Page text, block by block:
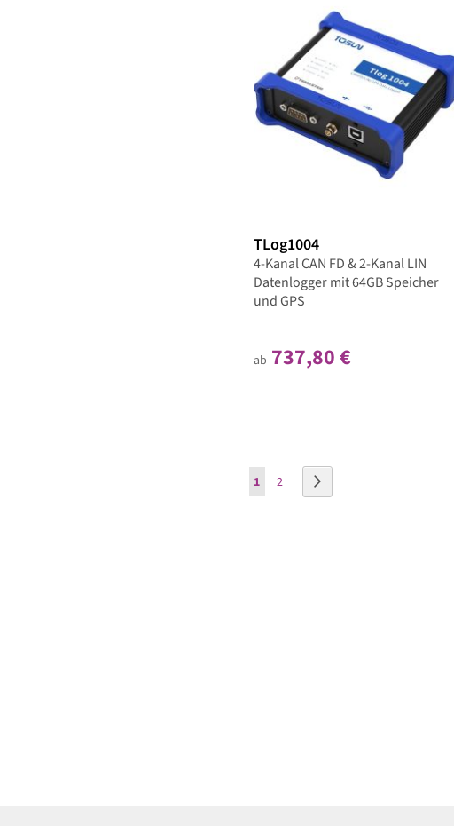
TLog1004
4-Kanal CAN FD & 2-Kanal LIN
Datenlogger mit 64GB Speicher
und GPS
ab 737,80 €
Seite
Sie lesen gerade Seite
1 Seite
2